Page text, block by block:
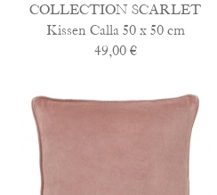
COLLECTION SCARLET
Kissen Calla 50 x 50 cm
49,00 €